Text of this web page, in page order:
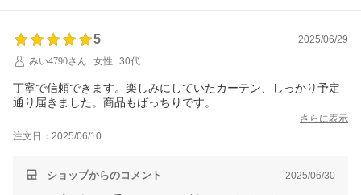
5
2025/06/29
みい4790さん
女性 30代
丁寧で信頼できます。楽しみにしていたカーテン、しっかり予定
通り届きました。商品もばっちりです。
さらに表示
注文日：2025/06/10
ショップからのコメント 2025/06/30